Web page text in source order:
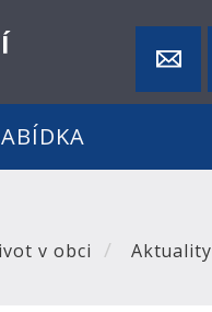
v obci
Aktuality